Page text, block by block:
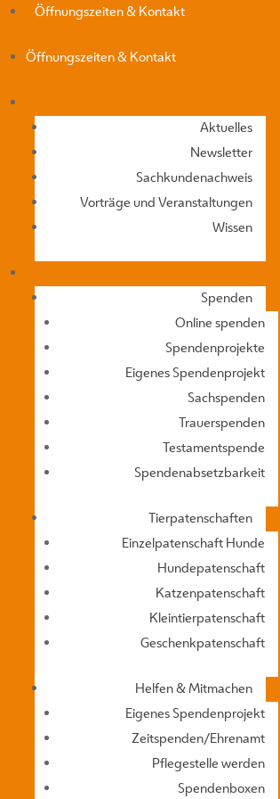
Öffnungszeiten & Kontakt
Öffnungszeiten & Kontakt
Aktuelles
Newsletter
Sachkundenachweis
Vorträge und Veranstaltungen
Wissen
Spenden
Online spenden
Spendenprojekte
Eigenes Spendenprojekt
Sachspenden
Trauerspenden
Testamentspende
Spendenabsetzbarkeit
Tierpatenschaften
Einzelpatenschaft Hunde
Hundepatenschaft
Katzenpatenschaft
Kleintierpatenschaft
Geschenkpatenschaft
Helfen & Mitmachen
Eigenes Spendenprojekt
Zeitspenden/Ehrenamt
Pflegestelle werden
Spendenboxen
Hände weg